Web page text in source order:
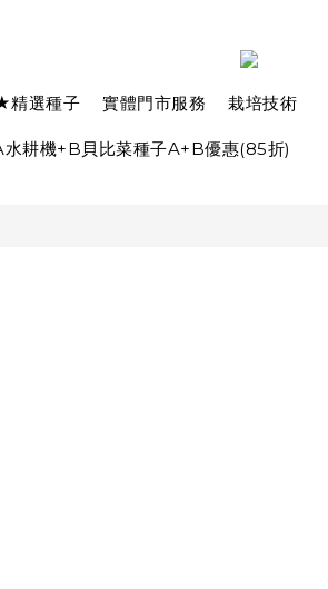
精選種子 實體門市服務 栽培技術
耕機+B貝比菜種子A+B優惠(85折)